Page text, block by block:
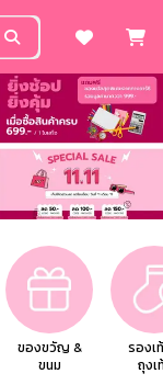
ของขวัญ &
ขนม
รองเ
ถุงเ